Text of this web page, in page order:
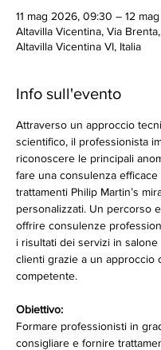
11 mag 2026, 09:30 – 12
Altavilla Vicentina, Via
Altavilla Vicentina VI, Italia
Info sull'evento
Attraverso un approccio
scientifico, il professionista
riconoscere le principali
fare una consulenza
trattamenti Philip Martin’s
personalizzati. Un percorso
offrire consulenze
i risultati dei servizi in
clienti grazie a un approccio
competente.
Obiettivo:
Formare professionisti in
consigliare e fornire